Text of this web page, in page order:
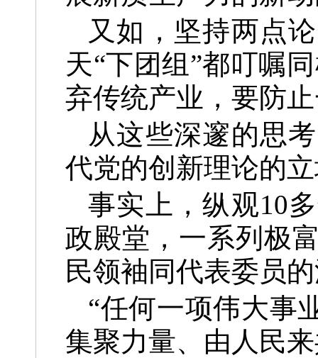
又如，坚持两点
天“下团组”都叮嘱
弃传统产业，要防
从这些深邃的思
代党的创新理论的
事实上，纵观10
政殿堂，一系列极
民领袖同代表委员
“任何一项伟大事
集聚力量、由人民